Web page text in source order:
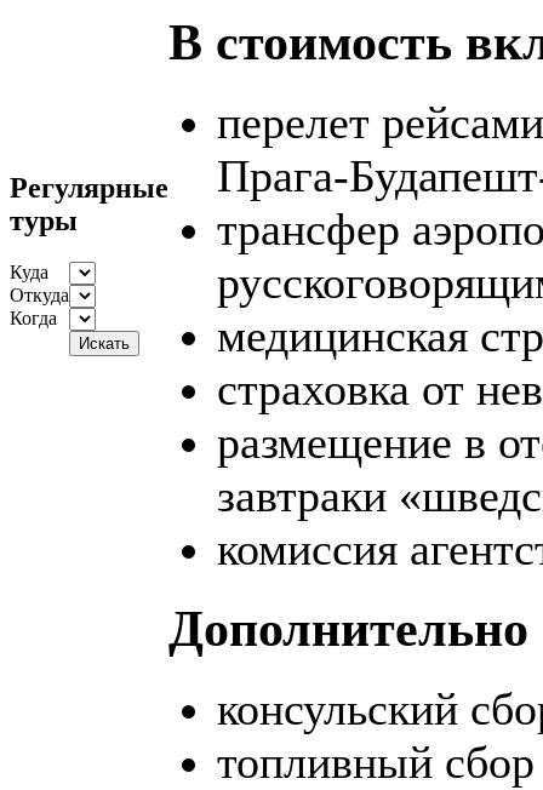
Регулярные
туры
Куда
Откуда
Когда
В стоимость
перелет
Прага-
трансфер
медицинская
страховка от
размещение в
завтраки
комиссия
Дополнительно
консульский
топливный